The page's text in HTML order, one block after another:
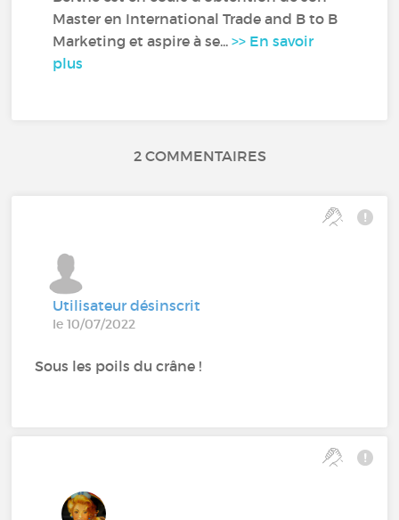
Master en International Trade and B to B
Marketing et aspire à se...>> En savoir
plus
2 COMMENTAIRES
Utilisateur désinscrit
le 10/07/2022
Sous les poils du crâne !